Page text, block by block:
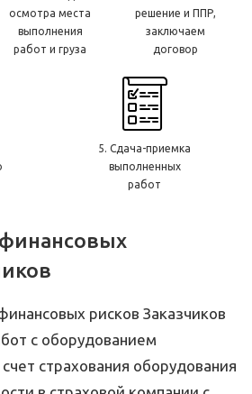
осмотра места
выполнения
работ и груза
решение и ППР,
заключаем
договор
5. Сдача-приемка
выполненных
работ
рисков Заказчиков
с оборудованием
страхования оборудования